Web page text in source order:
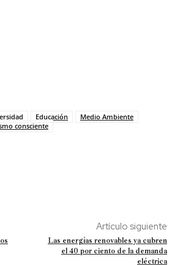
Educación
Medio Ambiente
consciente
Artículo siguiente
Las energías renovables ya cubren
el 40 por ciento de la demanda
eléctrica